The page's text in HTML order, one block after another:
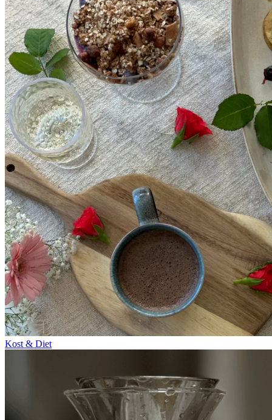
Kost & Diet